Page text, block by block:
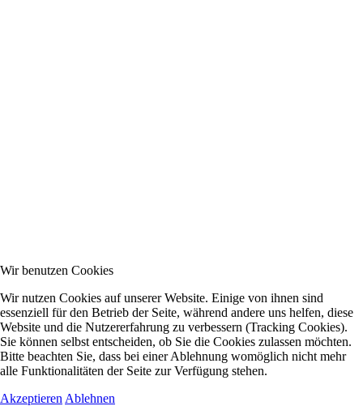
Wir benutzen Cookies
Wir nutzen Cookies auf unserer Website. Einige von ihnen sind
essenziell für den Betrieb der Seite, während andere uns helfen, diese
Website und die Nutzererfahrung zu verbessern (Tracking Cookies).
Sie können selbst entscheiden, ob Sie die Cookies zulassen möchten.
Bitte beachten Sie, dass bei einer Ablehnung womöglich nicht mehr
alle Funktionalitäten der Seite zur Verfügung stehen.
Akzeptieren Ablehnen